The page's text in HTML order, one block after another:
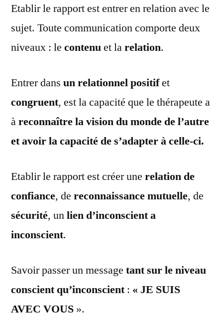
Etablir le rapport est entrer en relation avec le
sujet. Toute communication comporte deux
niveaux : le contenuet larelation.
Entrer dans un relationnelpositifet
congruent, est la capacité que le thérapeute a
àreconnaître la vision du monde de l’autre
et avoir la capacité de s’adapter à celle-ci.
Etablir le rapport est créer une relation de
confiance, de reconnaissance mutuelle, de
sécurité, unlien d’inconscient a
inconscient.
Savoir passer un message tant sur le niveau
conscient qu’inconscient: « JE SUIS
AVEC VOUS ».